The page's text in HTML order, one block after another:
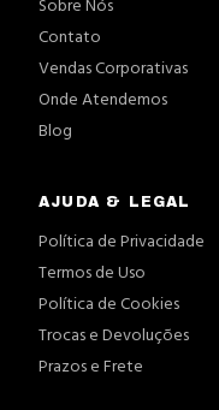
Sobre Nós
Contato
Vendas Corporativas
Onde Atendemos
Blog
AJUDA & LEGAL
Política de Privacidade
Termos de Uso
Política de Cookies
Trocas e Devoluções
Prazos e Frete